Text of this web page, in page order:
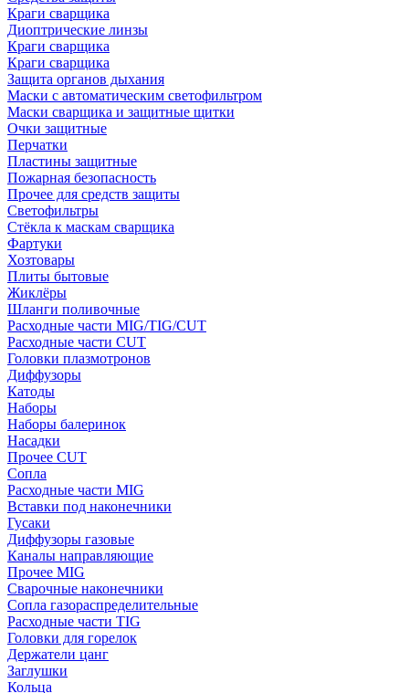
Краги сварщика
Диоптрические линзы
Краги сварщика
Краги сварщика
Защита органов дыхания
Маски с автоматическим светофильтром
Маски сварщика и защитные щитки
Очки защитные
Перчатки
Пластины защитные
Пожарная безопасность
Прочее для средств защиты
Светофильтры
Стёкла к маскам сварщика
Фартуки
Хозтовары
Плиты бытовые
Жиклёры
Шланги поливочные
Расходные части MIG/TIG/CUT
Расходные части CUT
Головки плазмотронов
Диффузоры
Катоды
Наборы
Наборы балеринок
Насадки
Прочее CUT
Сопла
Расходные части MIG
Вставки под наконечники
Гусаки
Диффузоры газовые
Каналы направляющие
Прочее MIG
Сварочные наконечники
Сопла газораспределительные
Расходные части TIG
Головки для горелок
Держатели цанг
Заглушки
Кольца